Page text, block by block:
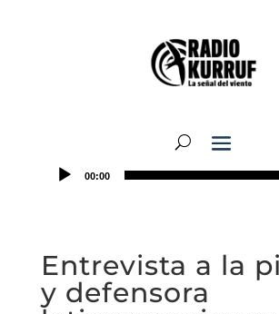
00:00
Entrevista a la
y defensora